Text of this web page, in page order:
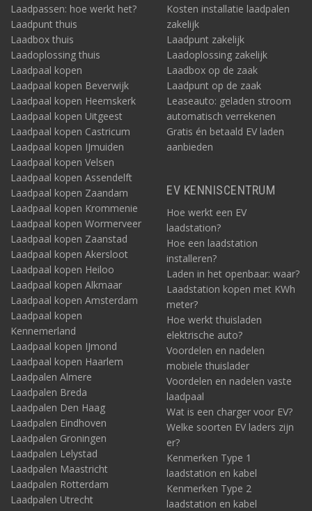
Laadpassen: hoe werkt het?
Laadpunt thuis
Laadbox thuis
Laadoplossing thuis
Laadpaal kopen
Laadpaal kopen Beverwijk
Laadpaal kopen Heemskerk
Laadpaal kopen Uitgeest
Laadpaal kopen Castricum
Laadpaal kopen IJmuiden
Laadpaal kopen Velsen
Laadpaal kopen Assendelft
Laadpaal kopen Zaandam
Laadpaal kopen Krommenie
Laadpaal kopen Wormerveer
Laadpaal kopen Zaanstad
Laadpaal kopen Akersloot
Laadpaal kopen Heiloo
Laadpaal kopen Alkmaar
Laadpaal kopen Amsterdam
Laadpaal kopen
Kennemerland
Laadpaal kopen IJmond
Laadpaal kopen Haarlem
Laadpalen Almere
Laadpalen Breda
Laadpalen Den Haag
Laadpalen Eindhoven
Laadpalen Groningen
Laadpalen Lelystad
Laadpalen Maastricht
Laadpalen Rotterdam
Laadpalen Utrecht
Kosten installatie laadpalen
zakelijk
Laadpunt zakelijk
Laadoplossing zakelijk
Laadbox op de zaak
Laadpunt op de zaak
Leaseauto: geladen stroom
automatisch verrekenen
Gratis én betaald EV laden
aanbieden
EV KENNISCENTRUM
Hoe werkt een EV
laadstation?
Hoe een laadstation
installeren?
Laden in het openbaar: waar?
Laadstation kopen met KWh
meter?
Hoe werkt thuisladen
elektrische auto?
Voordelen en nadelen
mobiele thuislader
Voordelen en nadelen vaste
laadpaal
Wat is een charger voor EV?
Welke soorten EV laders zijn
er?
Kenmerken Type 1
laadstation en kabel
Kenmerken Type 2
laadstation en kabel